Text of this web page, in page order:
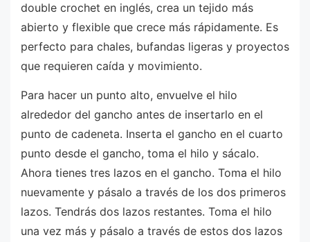
double crochet en inglés, crea un tejido más
abierto y flexible que crece más rápidamente. Es
perfecto para chales, bufandas ligeras y proyectos
que requieren caída y movimiento.
Para hacer un punto alto, envuelve el hilo
alrededor del gancho antes de insertarlo en el
punto de cadeneta. Inserta el gancho en el cuarto
punto desde el gancho, toma el hilo y sácalo.
Ahora tienes tres lazos en el gancho. Toma el hilo
nuevamente y pásalo a través de los dos primeros
lazos. Tendrás dos lazos restantes. Toma el hilo
una vez más y pásalo a través de estos dos lazos